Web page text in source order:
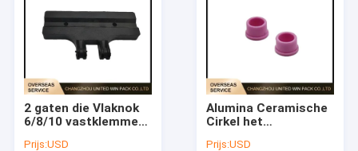
2 gaten die Vlaknok
6/8/10 vastklemmen
Prijs:USD
Alumina Ceramische
Cirkel het
Prijs:USD